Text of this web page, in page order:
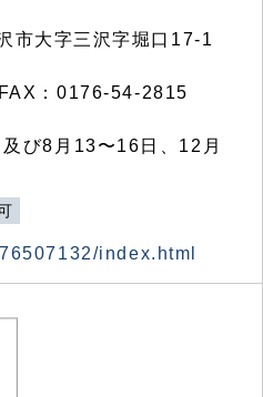
大字三沢字堀口17-1
：0176-54-2815
び8月13〜16日、12月
index.html